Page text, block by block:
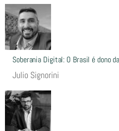
Soberania Digital: O Brasil é dono
Julio Signorini